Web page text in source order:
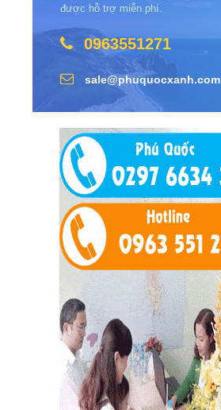
được hỗ trợ miễn phí.
0963551271
sale@phuquocxanh.com